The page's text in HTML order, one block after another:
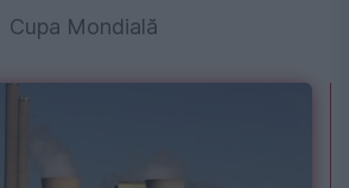
Cupa Mondială